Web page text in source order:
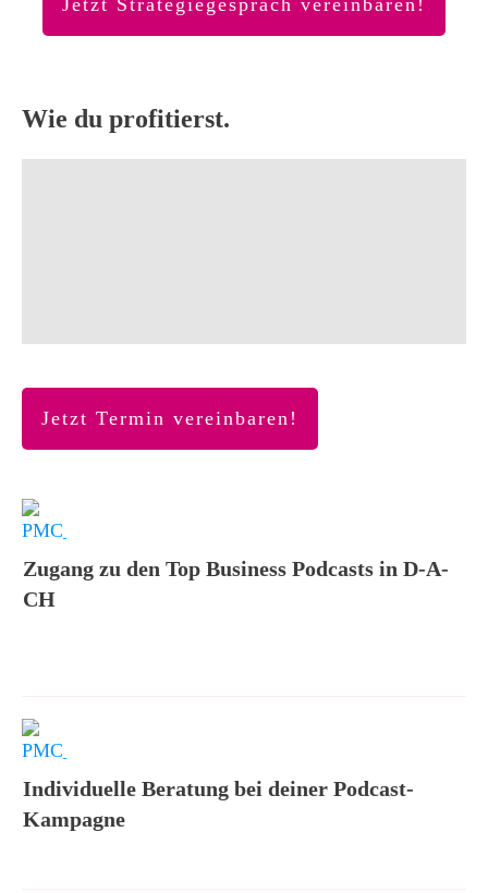
Jetzt Strategiegespräch vereinbaren!
Wie du profitierst.
Jetzt Termin vereinbaren!
Zugang zu den Top Business Podcasts in D-A-
CH
Individuelle Beratung bei deiner Podcast-
Kampagne